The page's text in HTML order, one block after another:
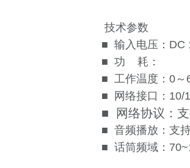
技术参数
■ 输入电压：DC
■ 功 耗：
■ 工作温度：0
■ 网络接口：10/
■ 网络协议：
■ 音频播放：支
■ 话筒频域：